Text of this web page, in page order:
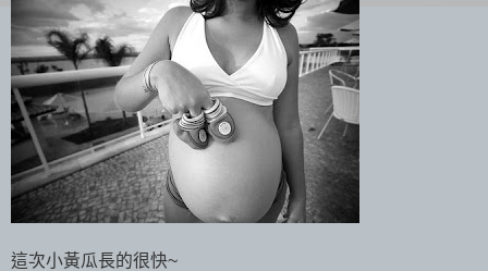
這次小黃瓜長的很快~